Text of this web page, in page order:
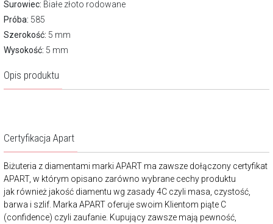
Surowiec: Białe złoto rodowane
Próba: 585
Szerokość: 5 mm
Wysokość: 5 mm
Opis produktu
Certyfikacja Apart
Biżuteria z diamentami marki APART ma zawsze dołączony certyfikat
APART, w którym opisano zarówno wybrane cechy produktu
jak również jakość diamentu wg zasady 4C czyli masa, czystość,
barwa i szlif. Marka APART oferuje swoim Klientom piąte C
(confidence) czyli zaufanie. Kupujący zawsze mają pewność,